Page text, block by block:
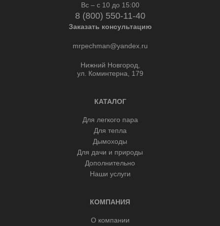
Вс – с 10 до 15:00
8 (800) 550-11-40
Заказать консультацию
mrpechman@yandex.ru
Нижний Новгород,
ул. Коминтерна, 179
КАТАЛОГ
Для легкого пара
Для тепла
Дымоходы
Для дачи и природы
Дополнительно
Наши услуги
КОМПАНИЯ
О компании